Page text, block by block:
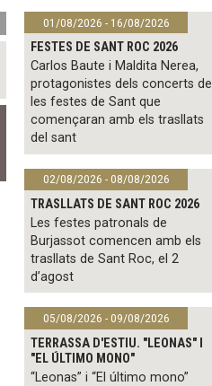
01/08/2026 - 16/08/2026
FESTES DE SANT ROC 2026
Carlos Baute i Maldita Nerea,
protagonistes dels concerts de
les festes de Sant que
començaran amb els trasllats
del sant
02/08/2026 - 08/08/2026
TRASLLATS DE SANT ROC 2026
Les festes patronals de
Burjassot comencen amb els
trasllats de Sant Roc, el 2
d’agost
05/08/2026 - 09/08/2026
TERRASSA D'ESTIU. "LEONAS" I
"EL ÚLTIMO MONO"
“Leonas” i “El último mono”